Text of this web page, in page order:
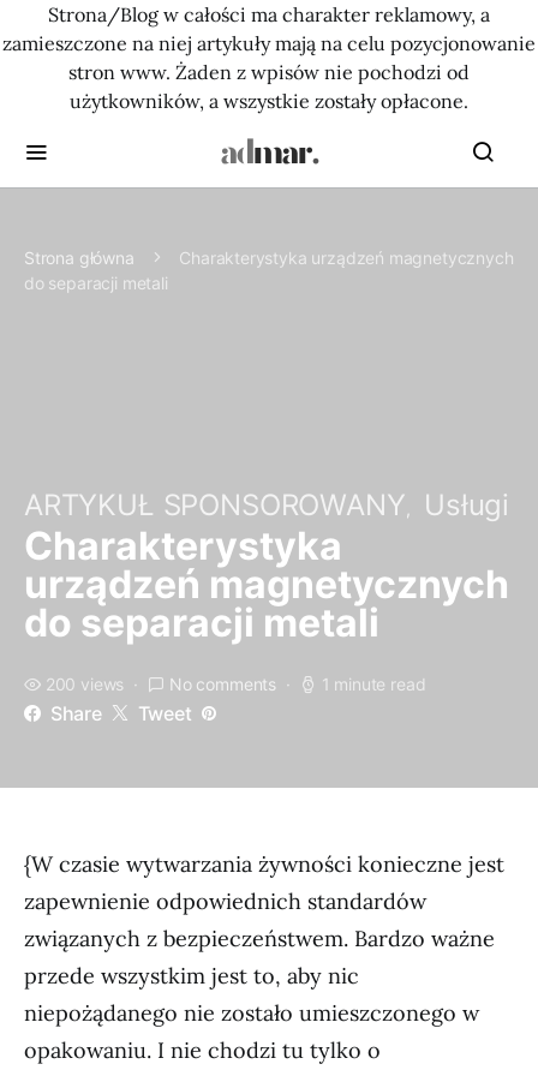
Strona/Blog w całości ma charakter reklamowy, a
zamieszczone na niej artykuły mają na celu pozycjonowanie
stron www. Żaden z wpisów nie pochodzi od
użytkowników, a wszystkie zostały opłacone.
Strona główna
Charakterystyka urządzeń magnetycznych
do separacji metali
ARTYKUŁ SPONSOROWANY Usługi
Charakterystyka
urządzeń magnetycznych
do separacji metali
200 views No comments 1 minute read
Share Tweet
{W czasie wytwarzania żywności konieczne jest
zapewnienie odpowiednich standardów
związanych z bezpieczeństwem. Bardzo ważne
przede wszystkim jest to, aby nic
niepożądanego nie zostało umieszczonego w
opakowaniu. I nie chodzi tu tylko o